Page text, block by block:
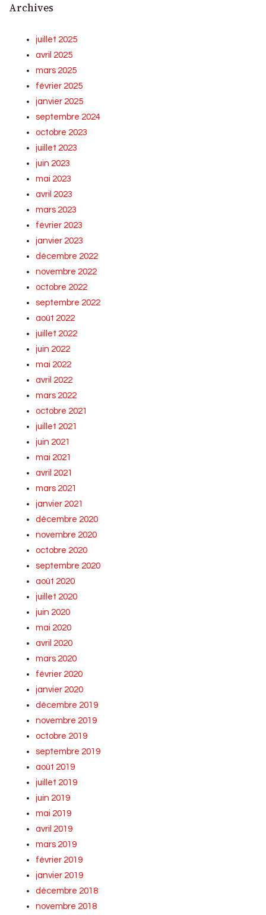
Archives
juillet 2025
avril 2025
mars 2025
février 2025
janvier 2025
septembre 2024
octobre 2023
juillet 2023
juin 2023
mai 2023
avril 2023
mars 2023
février 2023
janvier 2023
décembre 2022
novembre 2022
octobre 2022
septembre 2022
août 2022
juillet 2022
juin 2022
mai 2022
avril 2022
mars 2022
octobre 2021
juillet 2021
juin 2021
mai 2021
avril 2021
mars 2021
janvier 2021
décembre 2020
novembre 2020
octobre 2020
septembre 2020
août 2020
juillet 2020
juin 2020
mai 2020
avril 2020
mars 2020
février 2020
janvier 2020
décembre 2019
novembre 2019
octobre 2019
septembre 2019
août 2019
juillet 2019
juin 2019
mai 2019
avril 2019
mars 2019
février 2019
janvier 2019
décembre 2018
novembre 2018